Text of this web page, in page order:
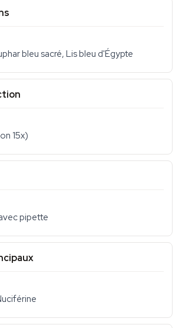
bleu sacré, Lis bleu d'Égypte
15x)
pipette